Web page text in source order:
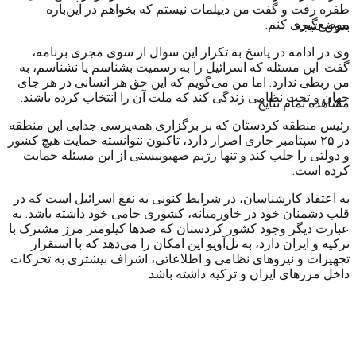
بدون نتیجه
مشاهده تمام نتایج
طفره رفت و گفت من دیپلمات نیستم که بخواهم در این‌باره
موضع‌گیری کنم.
وی در ادامه در پاسخ به تکرار این سوال از سوی مجری برنامه،
گفت: این مسئله که اسرائیل را به رسمیت بشناسم یا نشناسم، به
من ربطی ندارد. اما من می‌گویم که این حق هر انسانی در هر جای
جهان و تحت نظامی زندگی کند که ملت آن را انتخاب کرده باشند.
رئیس منطقه کردستان که بر برگزاری همه‌پرسی جدایی این منطقه
در ۲۵ سپتامبر جاری اصرار دارد، تاکنون نتوانسته حمایت هیچ کشور
و دولتی را جلب کند و تنها رژیم صهیونیستی از این مسئله حمایت
کرده است.
به اعتقاد کارشناسان، در شرایط کنونی به نفع اسرائیل است که در
قلب دشمنان خود در خاورمیانه، کشوری حامی خود داشته باشد. به
عبارت دیگر وجود کشور کردستان که صدها کیلومتر مرز مشترک با
ترکیه و ایران دارد، به تل‌آویو این امکان را می‌دهد که با استقرار
تجهیزات و نیروهای نظامی و اطلاعاتی، اشراف بیشتری به تحرکات
داخل مرزهای ایران و ترکیه داشته باشد